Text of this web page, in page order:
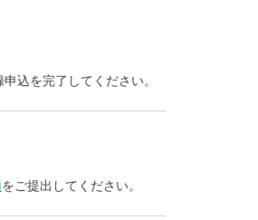
込を完了してください。
をご提出してください。